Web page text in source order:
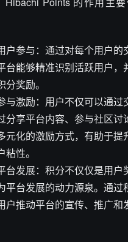
户参与：通过对每个用户的
台能够精准识别活跃用户，
分奖励。
与激励：用户不仅可以通过
分享平台内容、参与社区讨
元化的激励方式，有助于提
粘性。
台发展：积分不仅仅是用户
平台发展的动力源泉。通过
户推动平台的宣传、推广和